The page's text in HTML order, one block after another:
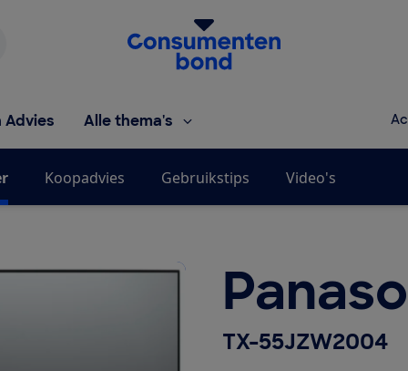
Homepage van de Consumentenbond
Advies Alle thema's
Koopadvies Gebruikstips Video's
TX-55JZW2004